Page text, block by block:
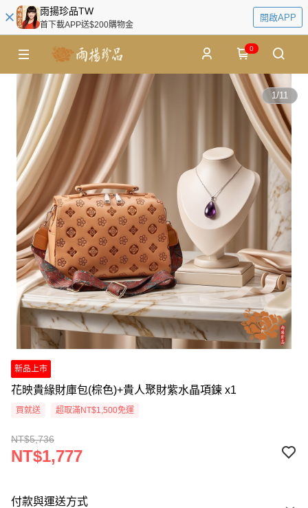
雨揚珍品TW
首下載APP送$200購物金
開啟APP
0
1/11
新品上市
花映貴緣財庫包(棕色)+貴人聚財紫水晶項鍊 x1
買就送 超取滿NT$1,500免運
NT$5,736
NT$1,777
付款與運送方式